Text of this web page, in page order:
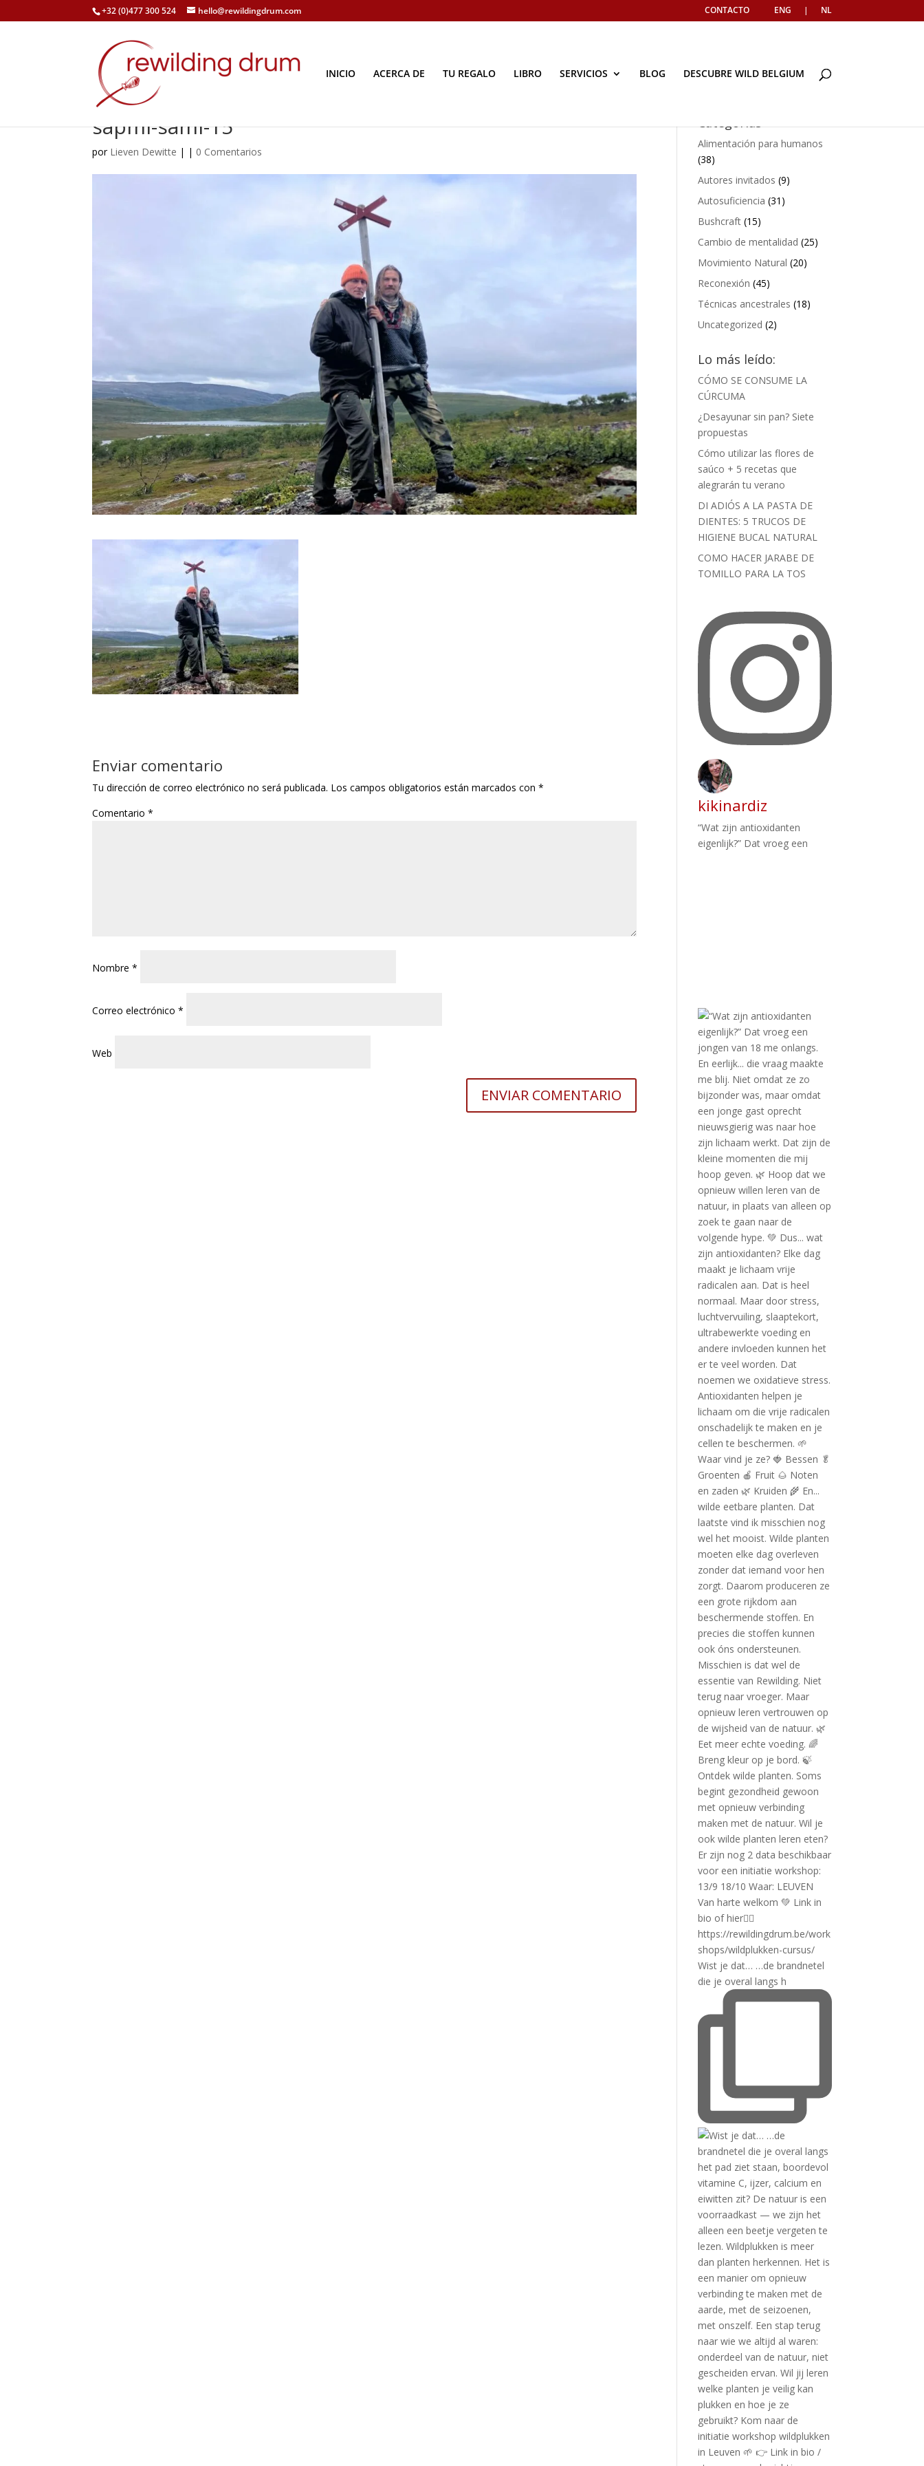
+32 (0)477 300 524 hello@rewildingdrum.com CONTACTO ENG | NL
INICIO ACERCA DE TU REGALO LIBRO SERVICIOS BLOG DESCUBRE WILD BELGIUM
sapmi-sami-15
por Lieven Dewitte | | 0 Comentarios
Enviar comentario
Tu dirección de correo electrónico no será publicada. Los campos obligatorios están marcados con*
Comentario*
Nombre*
Correo electrónico*
Web
Categorías
Alimentación para humanos
(38)
Autores invitados (9)
Autosuficiencia (31)
Bushcraft (15)
Cambio de mentalidad (25)
Movimiento Natural (20)
Reconexión (45)
Técnicas ancestrales (18)
Uncategorized (2)
Lo más leído:
CÓMO SE CONSUME LA
CÚRCUMA
¿Desayunar sin pan? Siete
propuestas
Cómo utilizar las flores de
saúco + 5 recetas que
alegrarán tu verano
DI ADIÓS A LA PASTA DE
DIENTES: 5 TRUCOS DE
HIGIENE BUCAL NATURAL
COMO HACER JARABE DE
TOMILLO PARA LA TOS
kikinardiz
“Wat zijn antioxidanten
eigenlijk?” Dat vroeg een
Wist je dat… …de brandnetel
die je overal langs h